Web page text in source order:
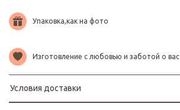
Упаковка,как на фото
Изготовление с любовью и заботой о вас
Условия доставки